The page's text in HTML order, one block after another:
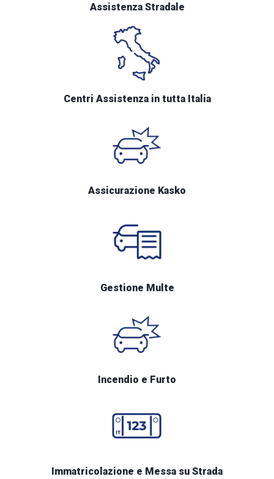
Assistenza Stradale
Centri Assistenza in tutta Italia
Assicurazione Kasko
Gestione Multe
Incendio e Furto
Immatricolazione e Messa su Strada